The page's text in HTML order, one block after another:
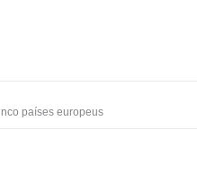
países europeus